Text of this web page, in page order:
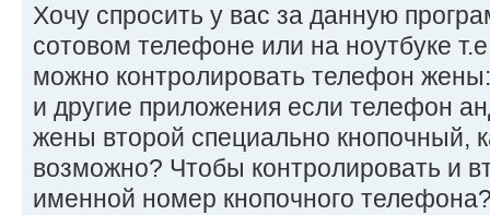
Хочу спросить у вас за данную
сотовом телефоне или на ноутбуке
можно контролировать телефон
и другие приложения если телефон
жены второй специально кнопочный,
возможно? Чтобы контролировать и
именной номер кнопочного